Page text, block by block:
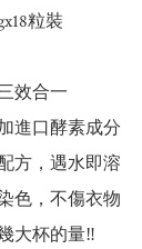
粒裝
效合一
進口酵素成分
方，遇水即溶
色，不傷衣物
大杯的量‼️